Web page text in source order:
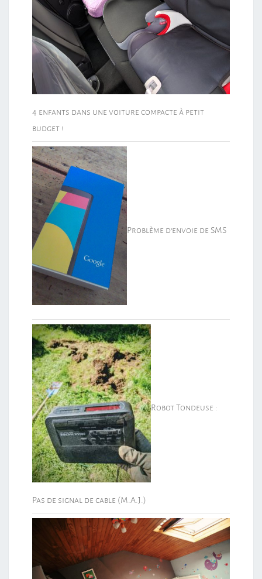
4 enfants dans une voiture compacte à petit
budget !
Problème d’envoie de SMS
Robot Tondeuse :
Pas de signal de cable (M.A.J.)